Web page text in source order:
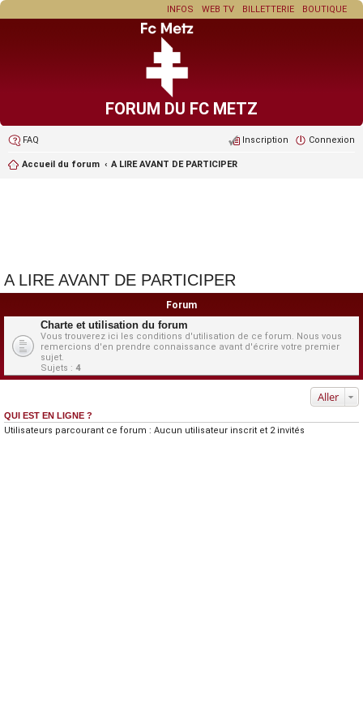
BOUTIQUE
BILLETTERIE
WEB TV
INFOS
FORUM DU FC METZ
FAQ Connexion
Inscription
Accueil du forum A LIRE AVANT DE PARTICIPER
A LIRE AVANT DE PARTICIPER
Forum
Charte et utilisation du forum
Vous trouverez ici les conditions d'utilisation de ce forum. Nous vous
remercions d'en prendre connaissance avant d'écrire votre premier
sujet.
Sujets : 4
Aller
QUI EST EN LIGNE ?
Utilisateurs parcourant ce forum : Aucun utilisateur inscrit et 2 invités